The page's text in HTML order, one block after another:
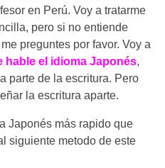
en Perú. Voy a tratarme
pero si no entiende
preguntes por favor. Voy a
hable el idioma Japonés,
parte de la escritura. Pero
la escritura aparte.
Japonés más rapido que
siguiente metodo de este